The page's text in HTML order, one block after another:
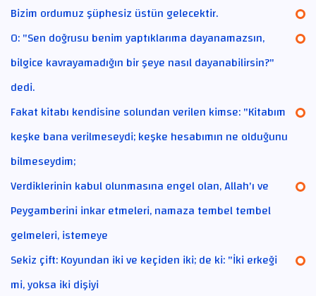
Bizim ordumuz şüphesiz üstün gelecektir.
O: "Sen doğrusu benim yaptıklarıma dayanamazsın,
bilgice kavrayamadığın bir şeye nasıl dayanabilirsin?"
dedi.
Fakat kitabı kendisine solundan verilen kimse: "Kitabım
keşke bana verilmeseydi; keşke hesabımın ne olduğunu
bilmeseydim;
Verdiklerinin kabul olunmasına engel olan, Allah'ı ve
Peygamberini inkar etmeleri, namaza tembel tembel
gelmeleri, istemeye
Sekiz çift: Koyundan iki ve keçiden iki; de ki: "İki erkeği
mi, yoksa iki dişiyi